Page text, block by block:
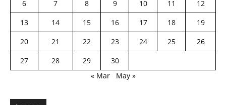
6
7 8 9 10 11
12
13
14 15 16 17 18
19
20
21 22 23 24 25
26
27
28 29
30
« Mar
May »